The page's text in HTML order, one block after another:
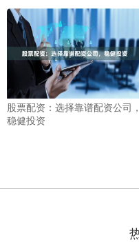
股票配资：选择靠谱配资公司，
稳健投资